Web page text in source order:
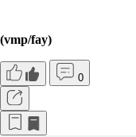
(vmp/fay)
0